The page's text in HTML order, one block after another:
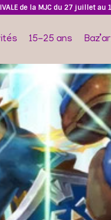
de la MJC du 27 juillet
15-25 ans